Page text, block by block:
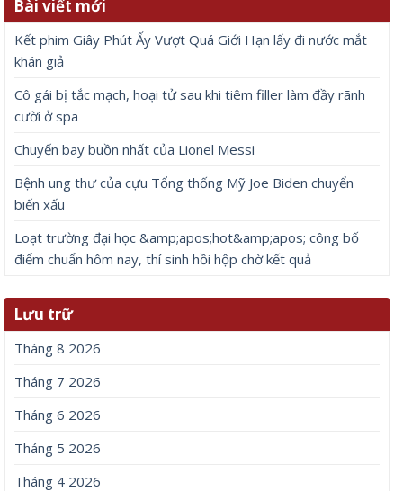
Bài viết mới
Kết phim Giây Phút Ấy Vượt Quá Giới Hạn lấy đi nước mắt
khán giả
Cô gái bị tắc mạch, hoại tử sau khi tiêm filler làm đầy rãnh
cười ở spa
Chuyến bay buồn nhất của Lionel Messi
Bệnh ung thư của cựu Tổng thống Mỹ Joe Biden chuyển
biến xấu
Loạt trường đại học &amp;apos;hot&amp;apos; công bố
điểm chuẩn hôm nay, thí sinh hồi hộp chờ kết quả
Lưu trữ
Tháng 8 2026
Tháng 7 2026
Tháng 6 2026
Tháng 5 2026
Tháng 4 2026